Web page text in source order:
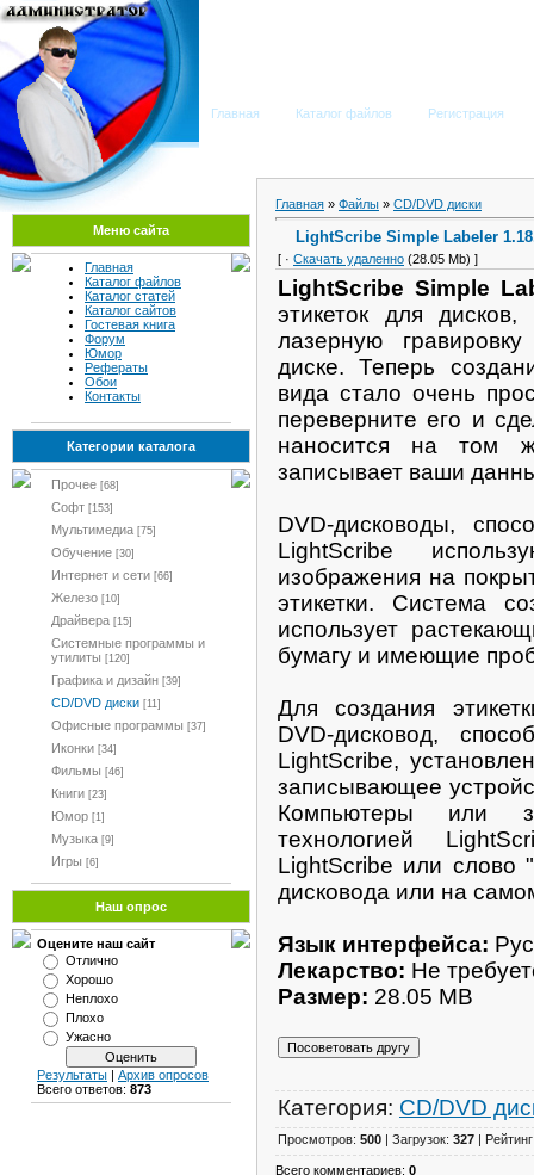
Главная Каталог файлов Регистрация
Меню сайта
Главная
Каталог файлов
Каталог статей
Каталог сайтов
Гостевая книга
Форум
Юмор
Рефераты
Обои
Контакты
Категории каталога
Прочее [68]
Софт [153]
Мультимедиа [75]
Обучение [30]
Интернет и сети [66]
Железо [10]
Драйвера [15]
Системные программы и
утилиты [120]
Графика и дизайн [39]
CD/DVD диски [11]
Офисные программы [37]
Иконки [34]
Фильмы [46]
Книги [23]
Юмор [1]
Музыка [9]
Игры [6]
Наш опрос
Оцените наш сайт
Отлично
Хорошо
Неплохо
Плохо
Ужасно
Результаты | Архив опросов
Всего ответов: 873
Главная » Файлы » CD/DVD диски
LightScribe Simple Labeler
[ · Скачать удаленно (28.05 Mb) ]
LightScribe Simple
этикеток для
лазерную
диске. Теперь
вида стало очень
переверните его и
наносится на том
записывает ваши
DVD-дисководы,
LightScribe
изображения на
этикетки. Система
использует
бумагу и имеющие
Для создания
DVD-дисковод,
LightScribe,
записывающее
Компьютеры или
технологией
LightScribe или слово
дисковода или на
Язык интерфейса:
Лекарство: Не
Размер: 28.05 MB
Категория: CD/DVD
Просмотров: 500 | Загрузок: 327 |
Всего комментариев: 0